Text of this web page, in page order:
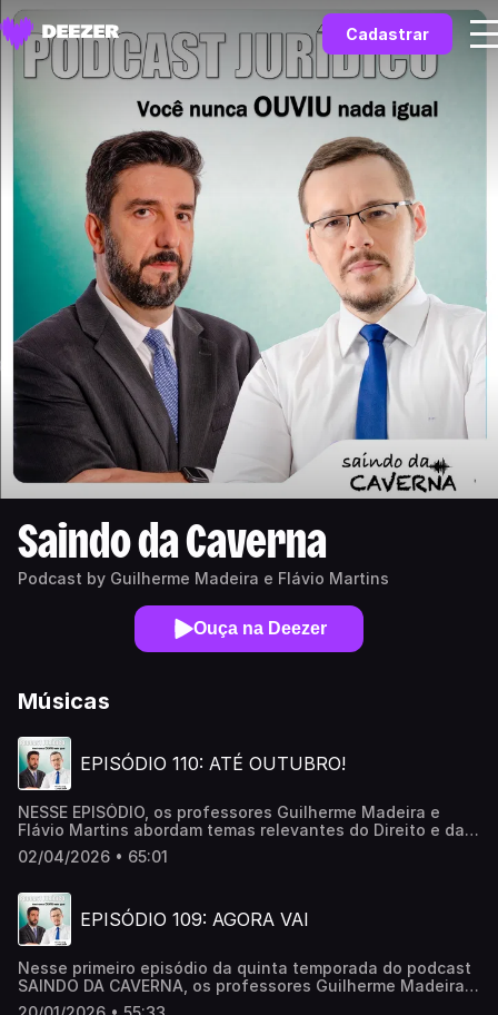
Cadastrar
Saindo da Caverna
Podcast by Guilherme Madeira e Flávio Martins
Ouça na Deezer
Músicas
EPISÓDIO 110: ATÉ OUTUBRO!
NESSE EPISÓDIO, os professores Guilherme Madeira e
Flávio Martins abordam temas relevantes do Direito e da
Vida. Episódio 110. O próximo será publicado na segunda
quinzena de outubro de 2026.
02/04/2026 • 65:01
EPISÓDIO 109: AGORA VAI
Nesse primeiro episódio da quinta temporada do podcast
SAINDO DA CAVERNA, os professores Guilherme Madeira e
Flávio Martins comentam fatos jurídicos relevantes do